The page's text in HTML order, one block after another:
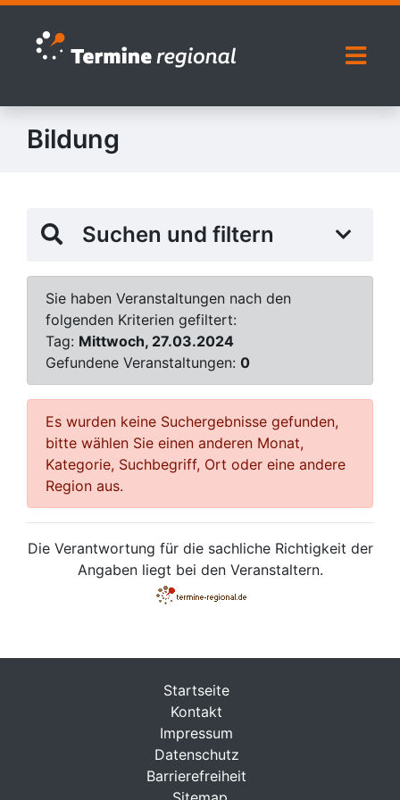
Zur Navigation springen
Zum Inhalt springen
Bildung
Suchen und filtern
Sie haben Veranstaltungen nach den
folgenden Kriterien gefiltert:
Tag: Mittwoch, 27.03.2024
Gefundene Veranstaltungen: 0
Es wurden keine Suchergebnisse gefunden,
bitte wählen Sie einen anderen Monat,
Kategorie, Suchbegriff, Ort oder eine andere
Region aus.
Die Verantwortung für die sachliche Richtigkeit der
Angaben liegt bei den Veranstaltern.
Startseite
Kontakt
Impressum
Datenschutz
Barrierefreiheit